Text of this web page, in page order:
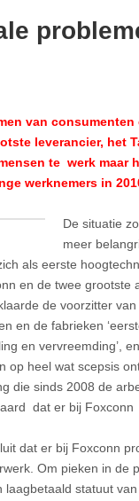
van
leverancier, het
te werk maar
werknemers in
De situatie
meer
als eerste
en de twee
de voorzitter
en de fabrieken
en vervreemding’,
op heel wat scepsis
die sinds 2008 de
dat er bij Foxconn
dat er bij Foxconn
Om pieken in de
statuut